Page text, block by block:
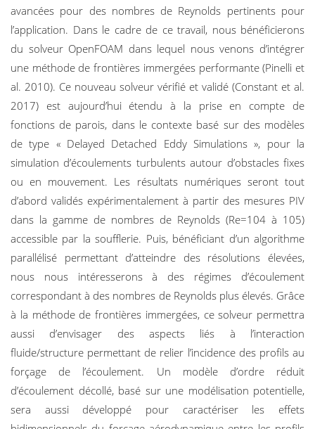
avancées pour des nombres de Reynolds pertinents pour
l’application. Dans le cadre de ce travail, nous bénéficierons
du solveur OpenFOAM dans lequel nous venons d’intégrer
une méthode de frontières immergées performante (Pinelli et
al. 2010). Ce nouveau solveur vérifié et validé (Constant et al.
2017) est aujourd’hui étendu à la prise en compte de
fonctions de parois, dans le contexte basé sur des modèles
de type « Delayed Detached Eddy Simulations », pour la
simulation d’écoulements turbulents autour d’obstacles fixes
ou en mouvement. Les résultats numériques seront tout
d’abord validés expérimentalement à partir des mesures PIV
dans la gamme de nombres de Reynolds (Re=104 à 105)
accessible par la soufflerie. Puis, bénéficiant d’un algorithme
parallélisé permettant d’atteindre des résolutions élevées,
nous nous intéresserons à des régimes d’écoulement
correspondant à des nombres de Reynolds plus élevés. Grâce
à la méthode de frontières immergées, ce solveur permettra
aussi d’envisager des aspects liés à l’interaction
fluide/structure permettant de relier l’incidence des profils au
forçage de l’écoulement. Un modèle d’ordre réduit
d’écoulement décollé, basé sur une modélisation potentielle,
sera aussi développé pour caractériser les effets